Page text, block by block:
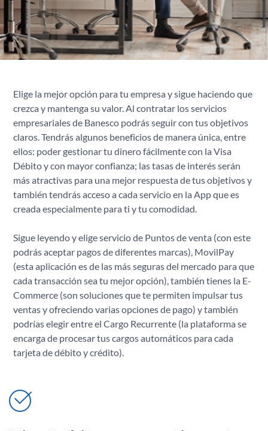
Elige la mejor opción para tu empresa y sigue haciendo que
crezca y mantenga su valor. Al contratar los servicios
empresariales de Banesco podrás seguir con tus objetivos
claros. Tendrás algunos beneficios de manera única, entre
ellos: poder gestionar tu dinero fácilmente con la Visa
Débito y con mayor confianza; las tasas de interés serán
más atractivas para una mejor respuesta de tus objetivos y
también tendrás acceso a cada servicio en la App que es
creada especialmente para ti y tu comodidad.
Sigue leyendo y elige servicio de Puntos de venta (con este
podrás aceptar pagos de diferentes marcas), MovilPay
(esta aplicación es de las más seguras del mercado para que
cada transacción sea tu mejor opción), también tienes la E-
Commerce (son soluciones que te permiten impulsar tus
ventas y ofreciendo varias opciones de pago) y también
podrías elegir entre el Cargo Recurrente (la plataforma se
encarga de procesar tus cargos automáticos para cada
tarjeta de débito y crédito).